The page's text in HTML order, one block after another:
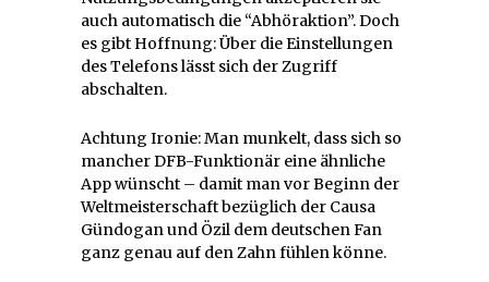
auch automatisch die “Abhöraktion”. Doch
es gibt Hoffnung: Über die Einstellungen
des Telefons lässt sich der Zugriff
abschalten.
Achtung Ironie: Man munkelt, dass sich so
mancher DFB-Funktionär eine ähnliche
App wünscht – damit man vor Beginn der
Weltmeisterschaft bezüglich der Causa
Gündogan und Özil dem deutschen Fan
ganz genau auf den Zahn fühlen könne.